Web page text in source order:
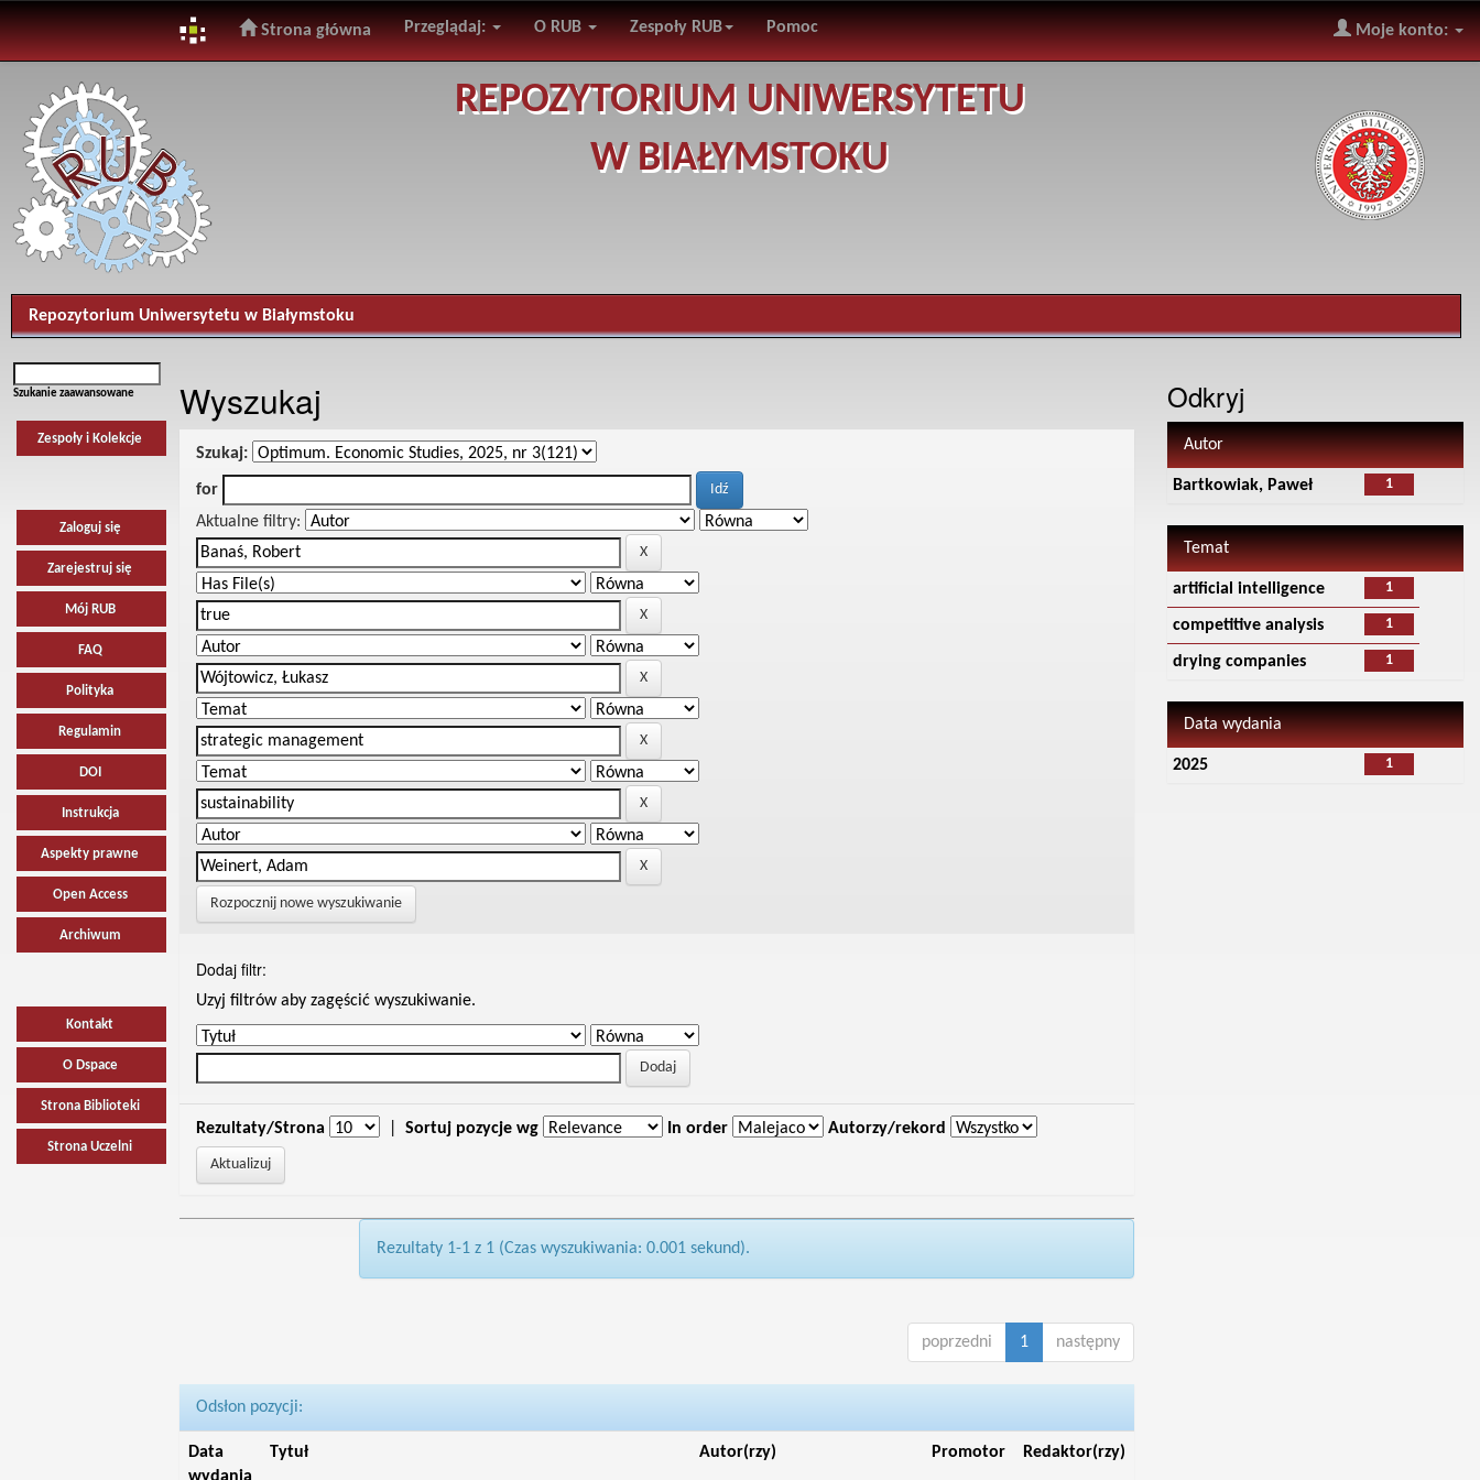
navigation
Strona główna Przeglądaj: O RUB Zespoły RUB Pomoc Moje konto:
REPOZYTORIUM UNIWERSYTETU
W BIAŁYMSTOKU
Repozytorium Uniwersytetu w Białymstoku
Szukanie zaawansowane
Zespoły i Kolekcje
Zaloguj się
Zarejestruj się
Mój RUB
FAQ
Polityka
Regulamin
DOI
Instrukcja
Aspekty prawne
Open Access
Archiwum
Kontakt
O Dspace
Strona Biblioteki
Strona Uczelni
Wyszukaj
Szukaj:
for
Aktualne filtry:
Rozpocznij nowe wyszukiwanie
Dodaj filtr:
Uzyj filtrów aby zagęścić wyszukiwanie.
Rezultaty/Strona Sortuj pozycje wg In order Autorzy/rekord
Rezultaty 1-1 z 1 (Czas wyszukiwania: 0.001 sekund).
poprzedni 1 następny
Odsłon pozycji:
Data
Tytuł Autor(rzy) Promotor Redaktor(rzy)
Odkryj
Autor
1
Bartkowiak, Paweł
Temat
1
artificial intelligence
1
competitive analysis
1
drying companies
Data wydania
1
2025